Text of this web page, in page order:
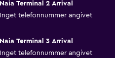
Naia Terminal 2 Arrival
Inget telefonnummer angivet
Naia Terminal 3 Arrival
Inget telefonnummer angivet